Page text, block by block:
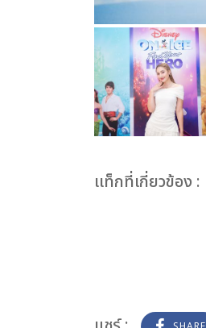
เเท็กที่เกี่ยวข้อง :